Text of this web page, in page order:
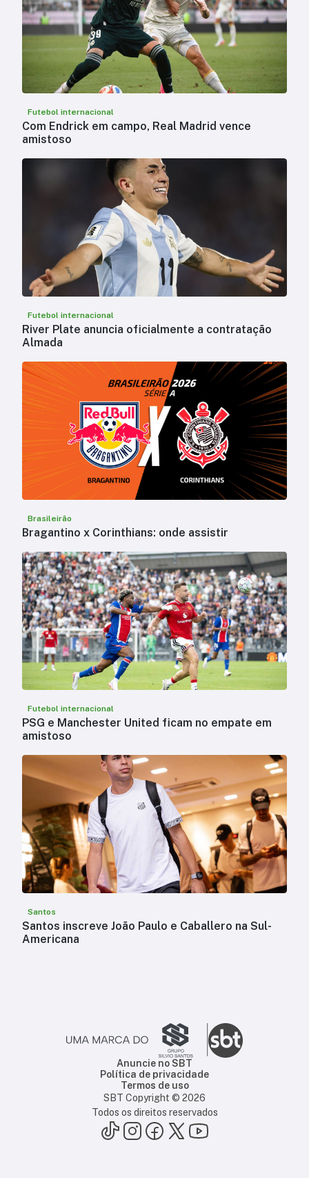
Futebol internacional
Com Endrick em campo, Real Madrid vence
amistoso
Futebol internacional
River Plate anuncia oficialmente a contratação
Almada
Brasileirão
Bragantino x Corinthians: onde assistir
Futebol internacional
PSG e Manchester United ficam no empate em
amistoso
Santos
Santos inscreve João Paulo e Caballero na Sul-
Americana
Anuncie no SBT
Política de privacidade
Termos de uso
SBT Copyright © 2026
Todos os direitos reservados